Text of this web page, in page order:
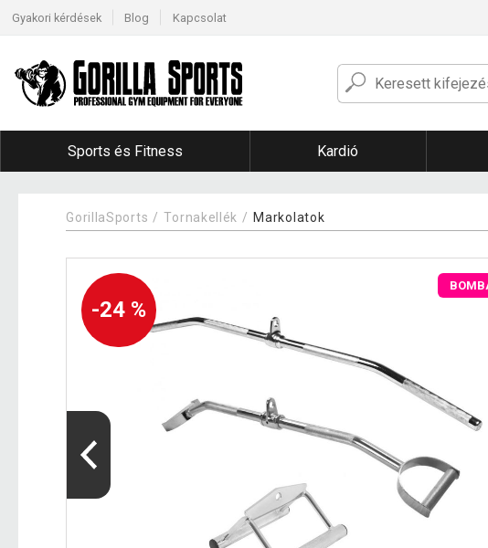
Gyakori kérdések Blog Kapcsolat
Sports és Fitness Kardió
GorillaSports Tornakellék Markolatok
-24 %